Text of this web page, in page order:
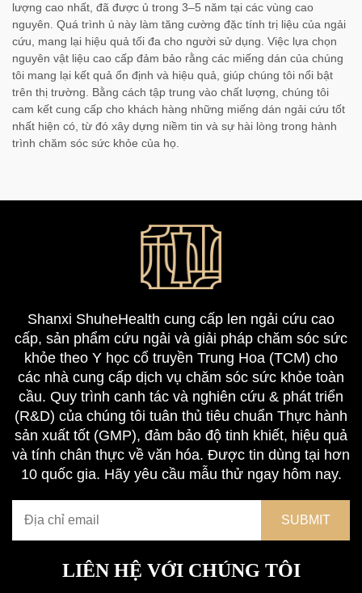
lượng cao nhất, đã được ủ trong 3–5 năm tại các vùng cao
nguyên. Quá trình ủ này làm tăng cường đặc tính trị liệu của ngải
cứu, mang lại hiệu quả tối đa cho người sử dụng. Việc lựa chọn
nguyên vật liệu cao cấp đảm bảo rằng các miếng dán của chúng
tôi mang lại kết quả ổn định và hiệu quả, giúp chúng tôi nổi bật
trên thị trường. Bằng cách tập trung vào chất lượng, chúng tôi
cam kết cung cấp cho khách hàng những miếng dán ngải cứu tốt
nhất hiện có, từ đó xây dựng niềm tin và sự hài lòng trong hành
trình chăm sóc sức khỏe của họ.
Shanxi ShuheHealth cung cấp len ngải cứu cao
cấp, sản phẩm cứu ngải và giải pháp chăm sóc sức
khỏe theo Y học cổ truyền Trung Hoa (TCM) cho
các nhà cung cấp dịch vụ chăm sóc sức khỏe toàn
cầu. Quy trình canh tác và nghiên cứu & phát triển
(R&D) của chúng tôi tuân thủ tiêu chuẩn Thực hành
sản xuất tốt (GMP), đảm bảo độ tinh khiết, hiệu quả
và tính chân thực về văn hóa. Được tin dùng tại hơn
10 quốc gia. Hãy yêu cầu mẫu thử ngay hôm nay.
LIÊN HỆ VỚI CHÚNG TÔI